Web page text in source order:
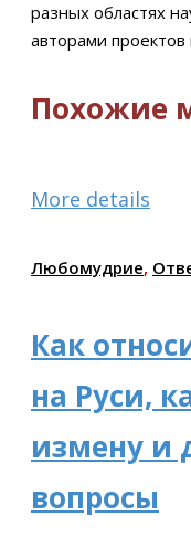
разных областях
авторами проектов
Похожие
More details
Любомудрие,
Как
на Руси,
измену и
вопросы